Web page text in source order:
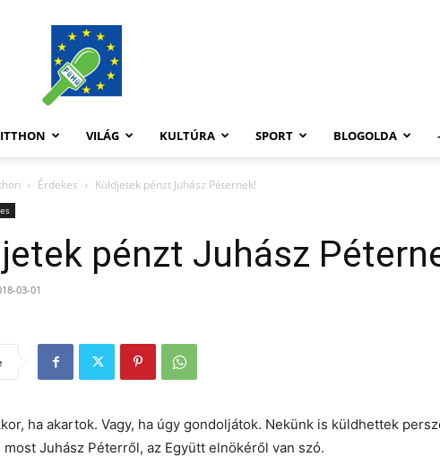
FüHü
ITTHON VILÁG KULTÚRA SPORT BLOGOLDA
Érdekes Küldjetek pénzt Juhász Péternek!
pénzt Juhász
03-01
ha akartok. Vagy, ha úgy gondoljátok. Nekünk is küldhettek
most Juhász Péterről, az Együtt elnökéről van szó.